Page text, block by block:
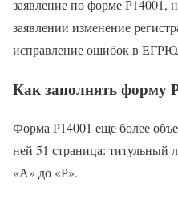
заявление по форме Р14001,
заявлении изменение
исправление ошибок в
Как заполнять форму
Форма Р14001 еще более
ней 51 страница: титульный
«А» до «Р».